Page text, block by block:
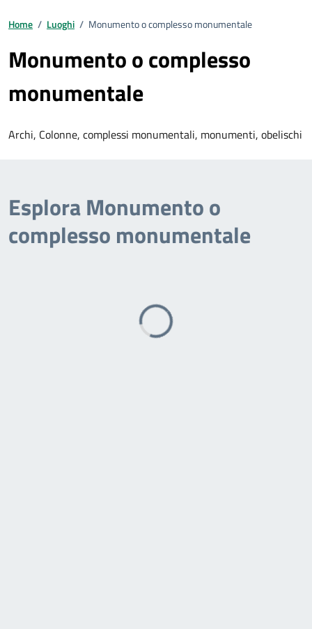
Home / Luoghi / Monumento o complesso monumentale
Monumento o complesso
monumentale
Archi, Colonne, complessi monumentali, monumenti, obelischi
Esplora Monumento o
complesso monumentale
Caricamento...